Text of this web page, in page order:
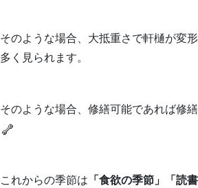
そのような場合、大抵重さで軒樋が変
多く見られます。
そのような場合、修繕可能であれば修
これからの季節は 「食欲の季節」「読